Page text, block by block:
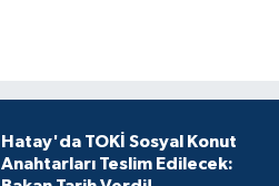
Hatay'da TOKİ Sosyal Konut
Anahtarları Teslim Edilecek: